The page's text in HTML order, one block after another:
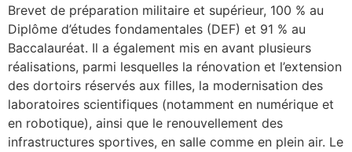
Brevet de préparation militaire et supérieur, 100 % au
Diplôme d’études fondamentales (DEF) et 91 % au
Baccalauréat. Il a également mis en avant plusieurs
réalisations, parmi lesquelles la rénovation et l’extension
des dortoirs réservés aux filles, la modernisation des
laboratoires scientifiques (notamment en numérique et
en robotique), ainsi que le renouvellement des
infrastructures sportives, en salle comme en plein air. Le